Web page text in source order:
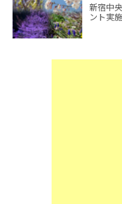
新宿中
ント実